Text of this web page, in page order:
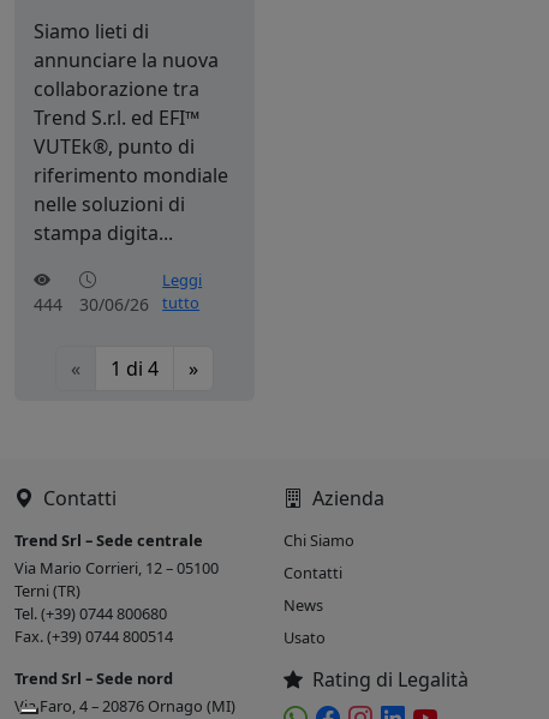
Siamo lieti di
annunciare la nuova
collaborazione tra
Trend S.r.l. ed EFI™
VUTEk®, punto di
riferimento mondiale
nelle soluzioni di
stampa digita...
444 30/06/26
Leggi
tutto
« 1 di 4 »
Contatti
Trend Srl – Sede centrale
Via Mario Corrieri, 12 – 05100
Terni (TR)
Tel. (+39) 0744 800680
Fax. (+39) 0744 800514
Trend Srl – Sede nord
Via Faro, 4 – 20876 Ornago (MI)
Azienda
Chi Siamo
Contatti
News
Usato
Rating di Legalità